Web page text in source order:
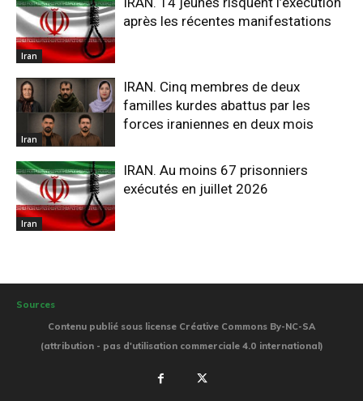
Iran
après les récentes manifestations
Iran
IRAN. Cinq membres de deux
familles kurdes abattus par les
forces iraniennes en deux mois
Iran
IRAN. Au moins 67 prisonniers
exécutés en juillet 2026
Sources
Contenu publié sous license Créative Commons By-NC-SA
(attribution - pas d'utilisation commerciale 4.0 international)